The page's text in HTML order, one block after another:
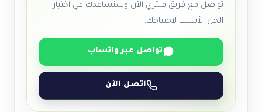
تواصل مع فريق فلتري الآن وسنساعدك في اختيار
الحل الأنسب لاحتياجك.
تواصل عبر واتساب
اتصل الآن